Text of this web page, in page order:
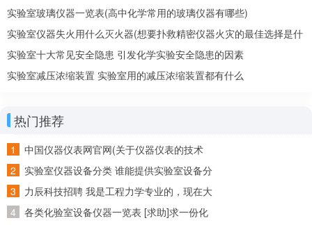
最佳选择
实验室玻璃仪器一览表(高中化学常用的玻璃仪器有哪些)
实验室仪器失火用什么灭火器(想要扑救精密仪器火灾的最佳选择是什
么灭火剂)
实验室十大常见安全隐患 引发化学实验安全隐患的因素
实验室减压浓缩装置 实验室用的减压浓缩装置都有什么
热门推荐
中国仪器仪表网官网(关于仪器仪表的技术
资料在哪个网站比较好找~)
实验室仪器设备分类 谁能提供实验室设备分
类目录呢~
力辰科技招聘 我是工程力学专业的，现在大
四了，准备回广东工作，请问广东省有哪些
各类化验室设备仪器一览表 [求助]求一份化